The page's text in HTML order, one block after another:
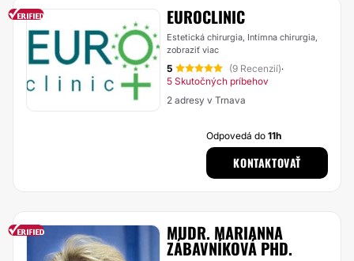
EUROCLINIC
Estetická chirurgia, Intímna chirurgia,
zobraziť viac
5 (9 Recenzií)·
5 Skutočných príbehov
2 adresy v Trnava
Odpovedá do11h
KONTAKTOVAŤ
MUDR. MARIANNA
ZÁBAVNÍKOVÁ PHD.